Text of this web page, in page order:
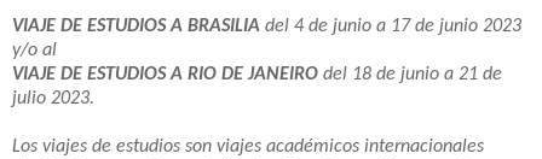
VIAJE DE ESTUDIOS A BRASILIA del 4 de junio a 17 de junio 2023
y/o al
VIAJE DE ESTUDIOS A RIO DE JANEIRO del 18 de junio a 21 de
julio 2023.
Los viajes de estudios son viajes académicos internacionales